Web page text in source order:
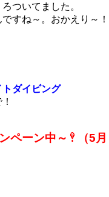
ついてました。
すね～。おかえり～！
ダイビング
ペーン中～
（5月